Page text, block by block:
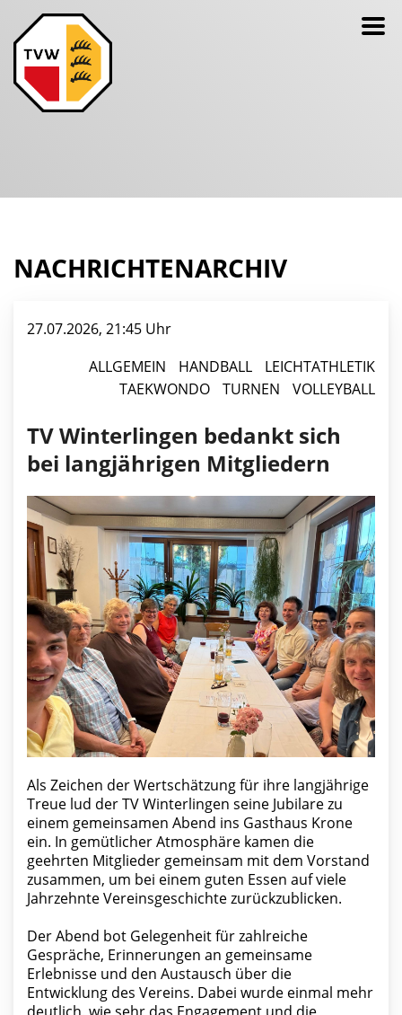
NACHRICHTENARCHIV
27.07.2026, 21:45 Uhr
ALLGEMEIN
HANDBALL
LEICHTATHLETIK
TAEKWONDO
TURNEN VOLLEYBALL
TV Winterlingen bedankt sich
bei langjährigen Mitgliedern
Als Zeichen der Wertschätzung für ihre langjährige
Treue lud der TV Winterlingen seine Jubilare zu
einem gemeinsamen Abend ins Gasthaus Krone
ein. In gemütlicher Atmosphäre kamen die
geehrten Mitglieder gemeinsam mit dem Vorstand
zusammen, um bei einem guten Essen auf viele
Jahrzehnte Vereinsgeschichte zurückzublicken.
Der Abend bot Gelegenheit für zahlreiche
Gespräche, Erinnerungen an gemeinsame
Erlebnisse und den Austausch über die
Entwicklung des Vereins. Dabei wurde einmal mehr